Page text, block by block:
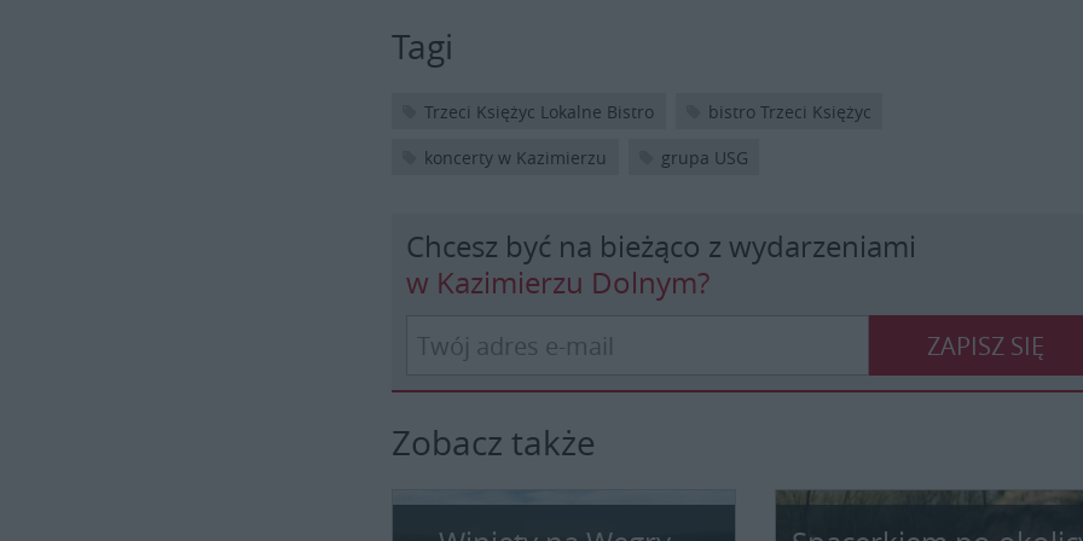
Tagi
Trzeci Księżyc Lokalne Bistro bistro Trzeci Księżyc
koncerty w Kazimierzu grupa USG
Chcesz być na bieżąco z wydarzeniami
w Kazimierzu Dolnym?
ZAPISZ SIĘ
Zobacz także